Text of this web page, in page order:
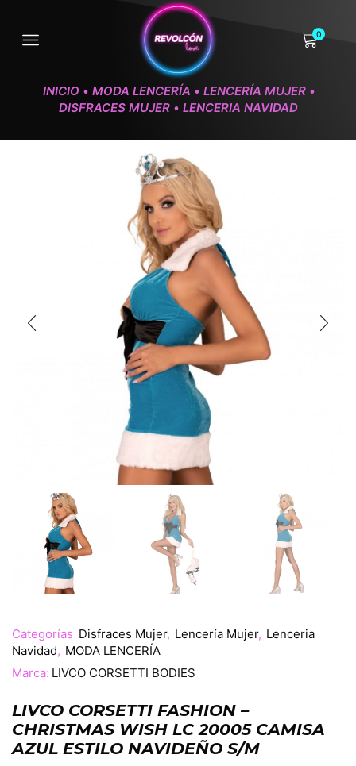
0
INICIO • MODA LENCERÍA • LENCERÍA MUJER •
DISFRACES MUJER • LENCERIA NAVIDAD
Categorías Disfraces Mujer, Lencería Mujer, Lenceria
Navidad, MODA LENCERÍA
Marca: LIVCO CORSETTI BODIES
LIVCO CORSETTI FASHION –
CHRISTMAS WISH LC 20005 CAMISA
AZUL ESTILO NAVIDEÑO S/M